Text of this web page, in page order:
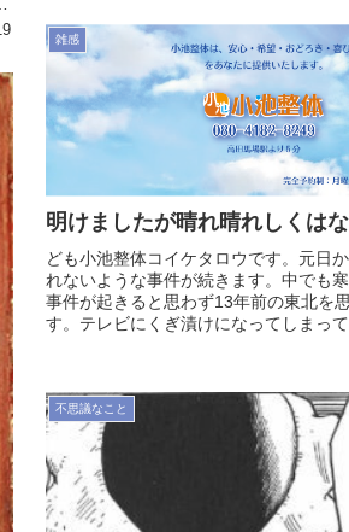
雑感
明けましたが晴れ晴れしくは
ども小池整体コイケタロウです。元日
れないような事件が続きます。中でも
事件が起きると思わず13年前の東北を
す。テレビにくぎ漬けになってしまっ
不思議なこと